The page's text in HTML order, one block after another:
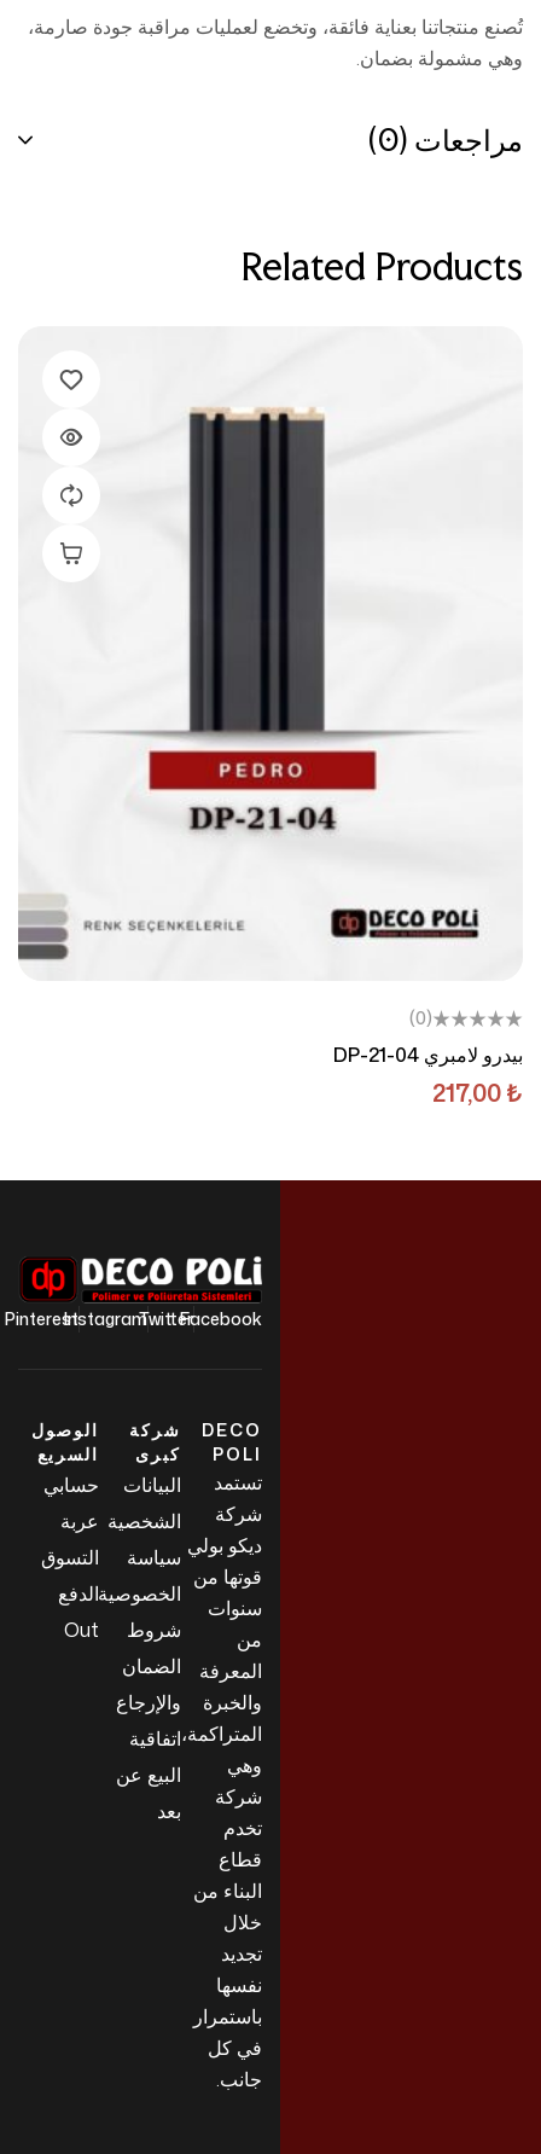
تُصنع منتجاتنا بعناية فائقة، وتخضع لعمليات مراقبة جودة صارمة،
وهي مشمولة بضمان.
مراجعات (0)
Related Products
إضافة إلى
(0)
بيدرو لامبري DP-21-04
217,00₺
Facebook
Twitter
Instagram
Pinterest
DECO
POLI
تستمد
شركة
ديكو بولي
قوتها من
سنوات
من
المعرفة
والخبرة
المتراكمة،
وهي
شركة
تخدم
قطاع
البناء من
خلال
تجديد
نفسها
باستمرار
في كل
جانب.
شركة
كبرى
البيانات
الشخصية
سياسة
الخصوصية
شروط
الضمان
والإرجاع
اتفاقية
البيع عن
بعد
الوصول
السريع
حسابي
عربة
التسوق
الدفع
Out